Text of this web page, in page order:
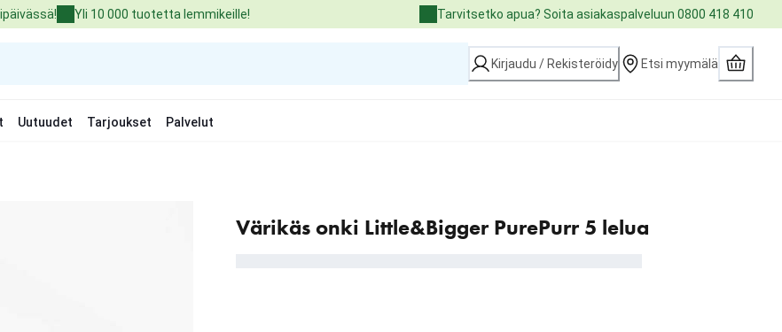
Yli 10 000 tuotetta lemmikeille! Tarvitsetko apua? Soita asiakaspalveluun 0800 418 410
Kirjaudu / Rekisteröidy Etsi myymälä
Uutuudet Tarjoukset Palvelut
Värikäs onki Little&Bigger PurePurr 5 lelua